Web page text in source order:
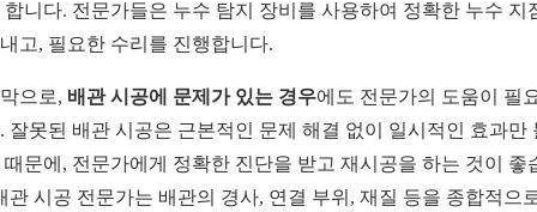
합니다. 전문가들은 누수 탐지 장비를 사용하여 정확한 누수 지
고, 필요한 수리를 진행합니다.
으로, 배관 시공에 문제가 있는 경우에도 전문가의 도움이 필
잘못된 배관 시공은 근본적인 문제 해결 없이 일시적인 효과만
때문에, 전문가에게 정확한 진단을 받고 재시공을 하는 것이 좋
관 시공 전문가는 배관의 경사, 연결 부위, 재질 등을 종합적으